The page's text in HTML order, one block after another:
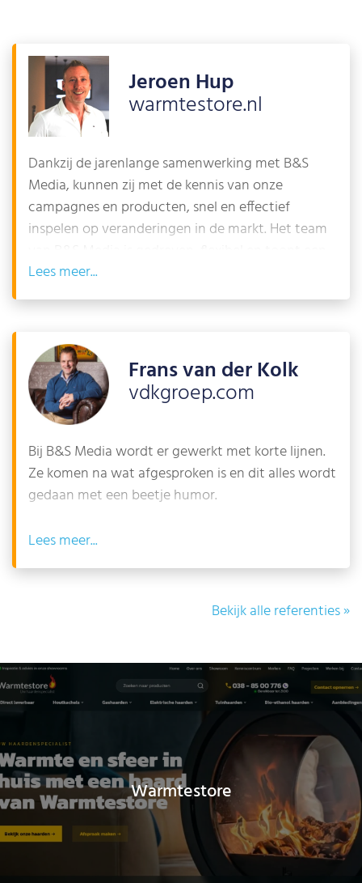
Jeroen Hup
warmtestore.nl
Dankzij de jarenlange samenwerking met B&S
Media, kunnen zij met de kennis van onze
campagnes en producten, snel en effectief
inspelen op veranderingen in de markt. Het team
persoonlijke betrokkenheid. Met hun expertise
zorgen zij ervoor dat onze SEA en SEO campagnes
Lees
Frans van der Kolk
vdkgroep.com
Bij B&S Media wordt er gewerkt met korte lijnen.
Ze komen na wat afgesproken is en dit alles wordt
gedaan met een beetje humor.
Lees
Bekijk alle referenties »
Warmtestore